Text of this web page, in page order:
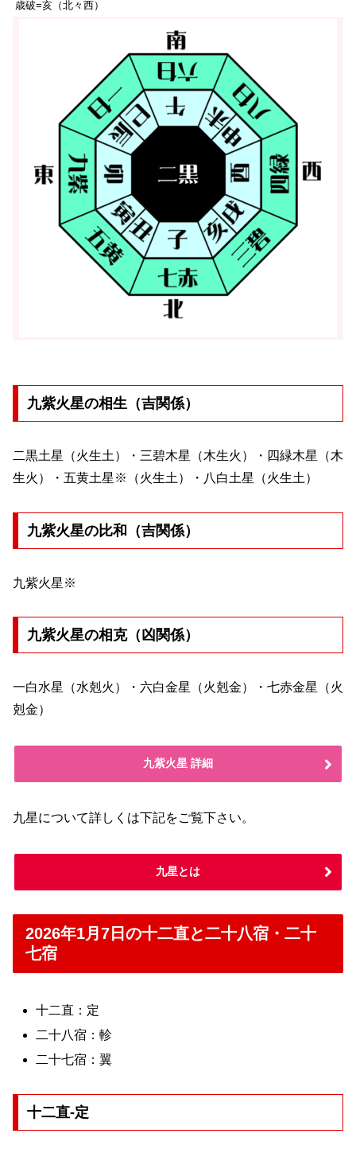
歳破=亥（北々西）
九紫火星の相生（吉関係）
二黒土星（火生土）・三碧木星（木生火）・四緑木星（木
生火）・五黄土星※（火生土）・八白土星（火生土）
九紫火星の比和（吉関係）
九紫火星※
九紫火星の相克（凶関係）
一白水星（水剋火）・六白金星（火剋金）・七赤金星（火
剋金）
九紫火星 詳細
九星について詳しくは下記をご覧下さい。
九星とは
2026年1月7日の十二直と二十八宿・二十
七宿
十二直：定
二十八宿：軫
二十七宿：翼
十二直-定